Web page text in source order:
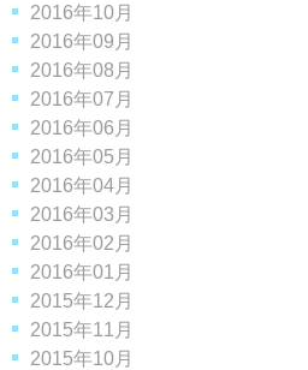
2016年10月
2016年09月
2016年08月
2016年07月
2016年06月
2016年05月
2016年04月
2016年03月
2016年02月
2016年01月
2015年12月
2015年11月
2015年10月